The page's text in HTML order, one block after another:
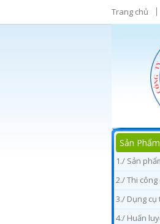
Trang chủ
Sản Phẩm
1./ Sản
2./ Thi công
3./ Dụng cụ
4./ Huấn